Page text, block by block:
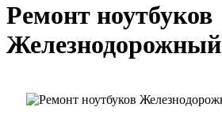
Ремонт ноутбуков
Железнодорожный